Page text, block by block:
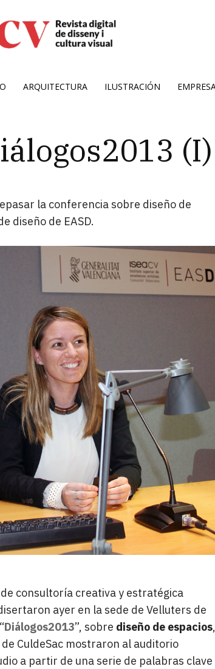
ARQUITECTURA ILUSTRACIÓN
(I)
la conferencia sobre diseño de
diseño de EASD.
consultoría creativa y estratégica
ayer en la sede de Velluters de
Diálogos2013”, sobre diseño de espacios,
CuldeSac mostraron al auditorio
a partir de una serie de palabras clave